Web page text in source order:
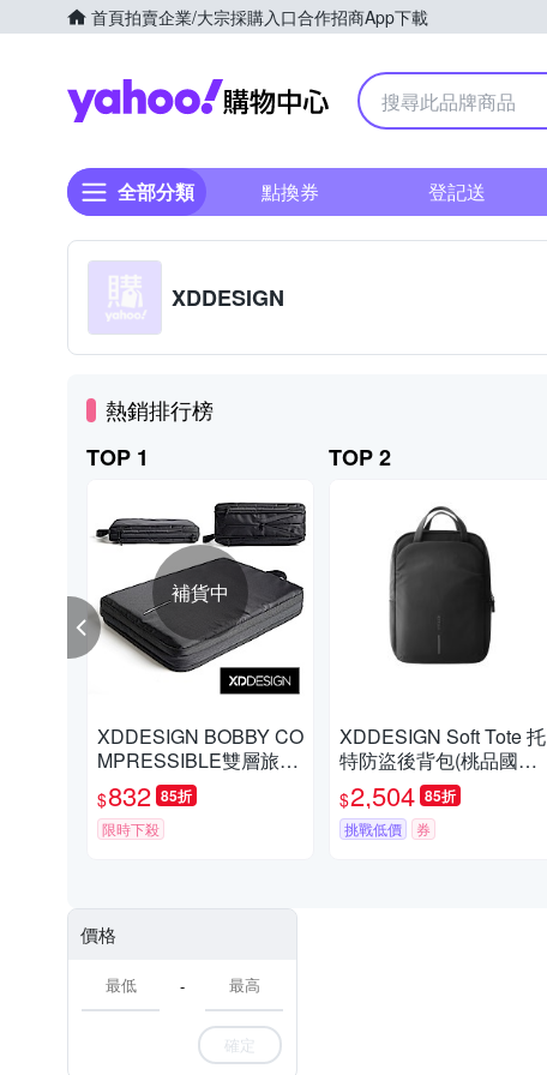
首頁拍賣企業/大宗採購入口合作招商App下載
Yahoo購物中心
全部分類 點換券 登記送
XDDESIGN
熱銷排行榜
TOP 1
補貨中
XDDESIGN BOBBY CO
MPRESSIBLE雙層旅行
收納伸縮包(桃品國際公
司貨)
$832 85折
限時下殺
TOP 2
XDDESIGN Soft Tote 托
特防盜後背包(桃品國際
公司貨)
$2,504 85折
挑戰低價 券
價格
-
確定